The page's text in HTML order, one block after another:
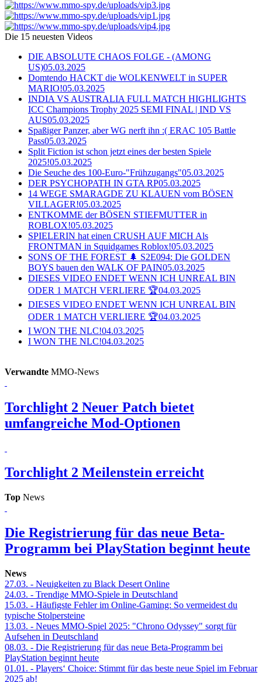
Die 15 neuesten Videos
DIE ABSOLUTE CHAOS FOLGE - (AMONG
US)05.03.2025
Domtendo HACKT die WOLKENWELT in SUPER
MARIO!05.03.2025
INDIA VS AUSTRALIA FULL MATCH HIGHLIGHTS
ICC Champions Trophy 2025 SEMI FINAL | IND VS
AUS05.03.2025
Spaßiger Panzer, aber WG nerft ihn :( ERAC 105 Battle
Pass05.03.2025
Split Fiction ist schon jetzt eines der besten Spiele
2025!05.03.2025
Die Seuche des 100-Euro-"Frühzugangs"05.03.2025
DER PSYCHOPATH IN GTA RP05.03.2025
14 WEGE SMARAGDE ZU KLAUEN vom BÖSEN
VILLAGER!05.03.2025
ENTKOMME der BÖSEN STIEFMUTTER in
ROBLOX!05.03.2025
SPIELERIN hat einen CRUSH AUF MICH Als
FRONTMAN in Squidgames Roblox!05.03.2025
SONS OF THE FOREST 🌲 S2E094: Die GOLDEN
BOYS bauen den WALK OF PAIN05.03.2025
DIESES VIDEO ENDET WENN ICH UNREAL BIN
ODER 1 MATCH VERLIERE 🏆04.03.2025
DIESES VIDEO ENDET WENN ICH UNREAL BIN
ODER 1 MATCH VERLIERE 🏆04.03.2025
I WON THE NLC!04.03.2025
I WON THE NLC!04.03.2025
Verwandte MMO-News
Torchlight 2 Neuer Patch bietet
umfangreiche Mod-Optionen
Torchlight 2 Meilenstein erreicht
Top News
Die Registrierung für das neue Beta-
Programm bei PlayStation beginnt heute
News
27.03. - Neuigkeiten zu Black Desert Online
24.03. - Trendige MMO-Spiele in Deutschland
15.03. - Häufigste Fehler im Online-Gaming: So vermeidest du
typische Stolpersteine
13.03. - Neues MMO-Spiel 2025: "Chrono Odyssey" sorgt für
Aufsehen in Deutschland
08.03. - Die Registrierung für das neue Beta-Programm bei
PlayStation beginnt heute
01.01. - Players‘ Choice: Stimmt für das beste neue Spiel im Februar
2025 ab!